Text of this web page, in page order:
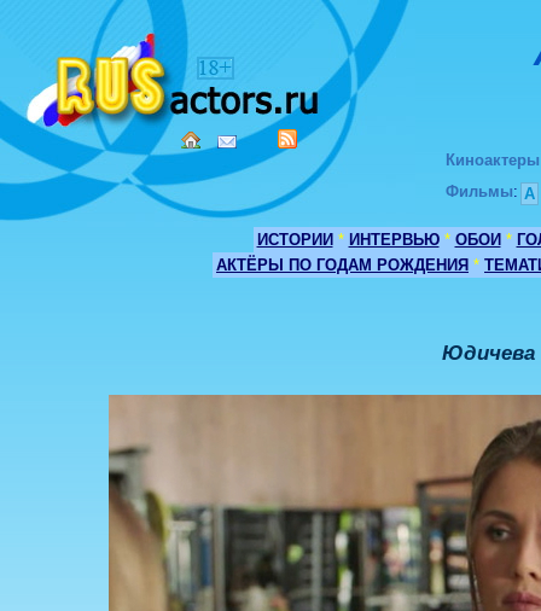
Киноактеры
Фильмы: А
ИСТОРИИ * ИНТЕРВЬЮ * ОБОИ *
АКТЁРЫ ПО ГОДАМ РОЖДЕНИЯ *
Юдичева